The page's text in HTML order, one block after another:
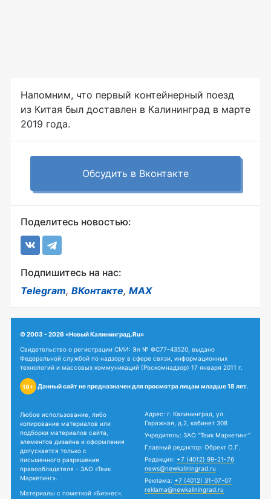
Напомним, что первый контейнерный поезд
из Китая был доставлен в Калининград в марте
2019 года.
Обсудить в Вконтакте
Поделитесь новостью:
Подпишитесь на нас:
Telegram, ВКонтакте, MAX
© 2003 - 2026 «Новый Калининград.Ru»
Свидетельство о регистрации СМИ: Эл № ФС77-43520, выдано
Федеральной службой по надзору в сфере связи, информационных
технологий и массовых коммуникаций (Роскомнадзор) 17 января 2011 г.
18+ Данный сайт не предназначен для просмотра лицам младше 18 лет.
Любое использование, либо
копирование материалов или
подборки материалов сайта,
элементов дизайна и оформления
допускается только с
письменного разрешения
правообладателя - ЗАО «Твик
Маркетинг».
Материалы с пометкой «Бизнес»,
Адрес: г. Калининград, ул.
Гаражная, д.2, кабинет 308
Учредитель: ЗАО "Твик Маркетинг"
Главный редактор: Обрехт О.Г.
Редакция: +7 (4012) 99-21-76
news@newkaliningrad.ru
Реклама: +7 (4012) 31-07-07
reklama@newkaliningrad.ru